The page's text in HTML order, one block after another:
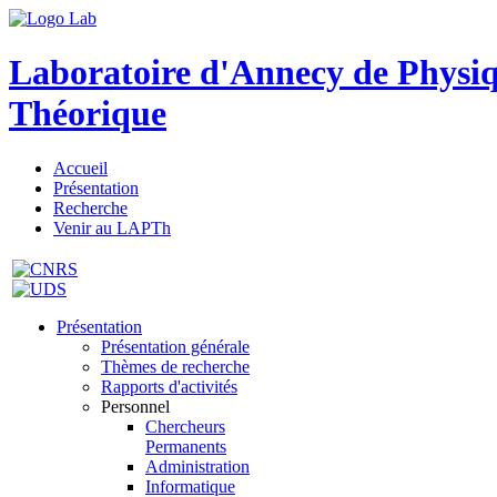
Laboratoire d'Annecy de
Théorique
Accueil
Présentation
Recherche
Venir au LAPTh
Présentation
Présentation générale
Thèmes de recherche
Rapports d'activités
Personnel
Chercheurs
Permanents
Administration
Informatique